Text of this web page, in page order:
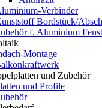
Verbinder
Bordstück/
f. Aluminium
Montage
und Zubehör
und Profile